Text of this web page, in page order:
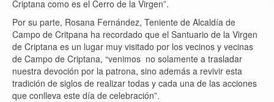
Criptana como es el Cerro de la Virgen”.
Por su parte, Rosana Fernández, Teniente de Alcaldía de
Campo de Critpana ha recordado que el Santuario de la Virgen
de Criptana es un lugar muy visitado por los vecinos y vecinas
de Campo de Criptana, “venimos no solamente a trasladar
nuestra devoción por la patrona, sino además a revivir esta
tradición de siglos de realizar todas y cada una de las acciones
que conlleva este día de celebración”.